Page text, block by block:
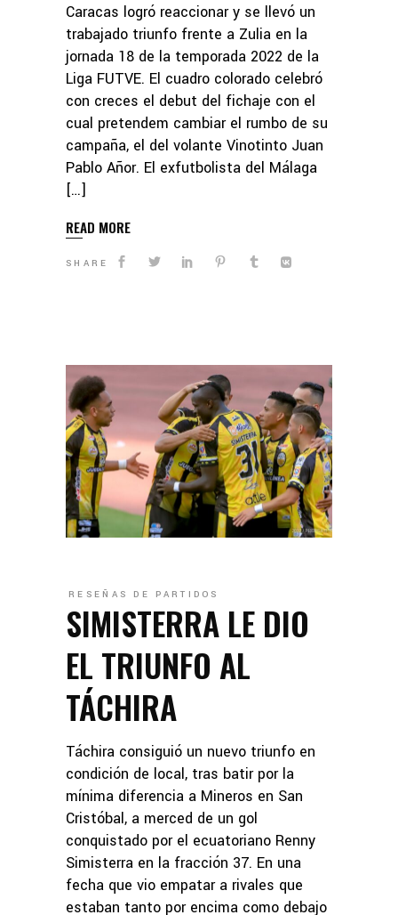
Caracas logró reaccionar y se llevó un
trabajado triunfo frente a Zulia en la
jornada 18 de la temporada 2022 de la
Liga FUTVE. El cuadro colorado celebró
con creces el debut del fichaje con el
cual pretendem cambiar el rumbo de su
campaña, el del volante Vinotinto Juan
Pablo Añor. El exfutbolista del Málaga
[…]
READ MORE
SHARE
RESEÑAS DE PARTIDOS
SIMISTERRA LE DIO
EL TRIUNFO AL
TÁCHIRA
Táchira consiguió un nuevo triunfo en
condición de local, tras batir por la
mínima diferencia a Mineros en San
Cristóbal, a merced de un gol
conquistado por el ecuatoriano Renny
Simisterra en la fracción 37. En una
fecha que vio empatar a rivales que
estaban tanto por encima como debajo